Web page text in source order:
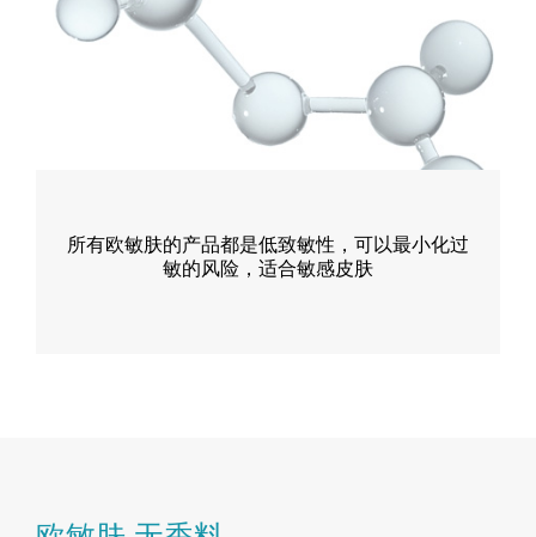
所有欧敏肤的产品都是低致敏性，可以最小化过
敏的风险，适合敏感皮肤